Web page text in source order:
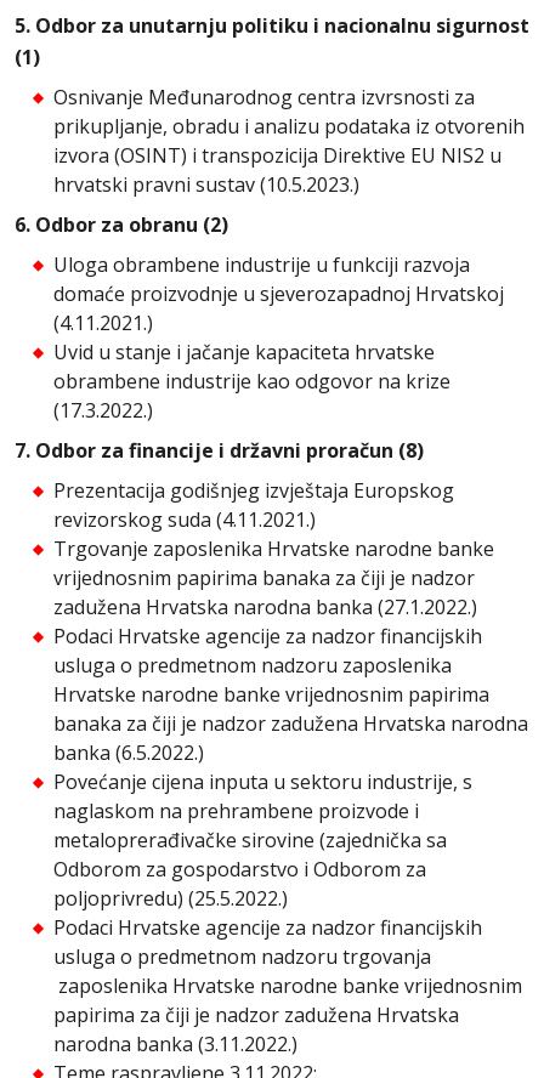
5. Odbor za unutarnju politiku i nacionalnu sigurnost
(1)
Osnivanje Međunarodnog centra izvrsnosti za
prikupljanje, obradu i analizu podataka iz otvorenih
izvora (OSINT) i transpozicija Direktive EU NIS2 u
hrvatski pravni sustav (10.5.2023.)
6. Odbor za obranu (2)
Uloga obrambene industrije u funkciji razvoja
domaće proizvodnje u sjeverozapadnoj Hrvatskoj
(4.11.2021.)
Uvid u stanje i jačanje kapaciteta hrvatske
obrambene industrije kao odgovor na krize
(17.3.2022.)
7. Odbor za financije i državni proračun (8)
Prezentacija godišnjeg izvještaja Europskog
revizorskog suda (4.11.2021.)
Trgovanje zaposlenika Hrvatske narodne banke
vrijednosnim papirima banaka za čiji je nadzor
zadužena Hrvatska narodna banka (27.1.2022.)
Podaci Hrvatske agencije za nadzor financijskih
usluga o predmetnom nadzoru zaposlenika
Hrvatske narodne banke vrijednosnim papirima
banaka za čiji je nadzor zadužena Hrvatska narodna
banka (6.5.2022.)
Povećanje cijena inputa u sektoru industrije, s
naglaskom na prehrambene proizvode i
metaloprerađivačke sirovine (zajednička sa
Odborom za gospodarstvo i Odborom za
poljoprivredu) (25.5.2022.)
Podaci Hrvatske agencije za nadzor financijskih
usluga o predmetnom nadzoru trgovanja
zaposlenika Hrvatske narodne banke vrijednosnim
papirima za čiji je nadzor zadužena Hrvatska
narodna banka (3.11.2022.)